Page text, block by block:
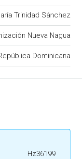
Trinidad Sánchez
Nueva Nagua
Dominicana
Hz36199